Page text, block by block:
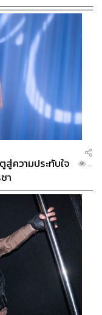
กจริงๆ อย่าลืม
รบทั้ง 6 ด้วยนะ
ะเตรียมตัวโหวตใน
บชมโชว์เปิดตัว
Music Award
X Stray
สู่ความประทับใจ
า
...